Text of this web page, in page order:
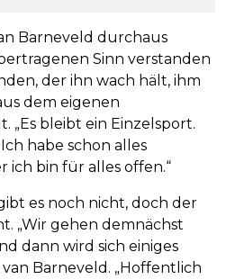
Barneveld durchaus
Sinn verstanden
der ihn wach hält, ihm
dem eigenen
„Es bleibt ein Einzelsport.
habe schon alles
ich bin für alles offen.“
es noch nicht, doch der
„Wir gehen demnächst
dann wird sich einiges
Barneveld. „Hoffentlich